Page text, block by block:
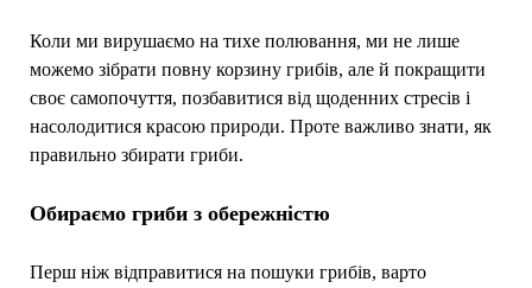
Коли ми вирушаємо на тихе полювання, ми не лише
можемо зібрати повну корзину грибів, але й покращити
своє самопочуття, позбавитися від щоденних стресів і
насолодитися красою природи. Проте важливо знати, як
правильно збирати гриби.
Обираємо гриби з обережністю
Перш ніж відправитися на пошуки грибів, варто